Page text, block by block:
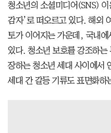
청소년의 소셜미디어(SNS)
감자’로 떠오르고 있다. 해외
토가 이어지는 가운데, 국내
있다. 청소년 보호를 강조하는
장하는 청소년 세대 사이에서
세대 간 갈등 기류도 표면화하